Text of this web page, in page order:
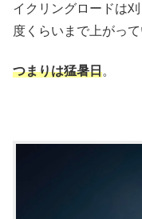
イクリングロードは
度くらいまで上がって
つまりは猛暑日。